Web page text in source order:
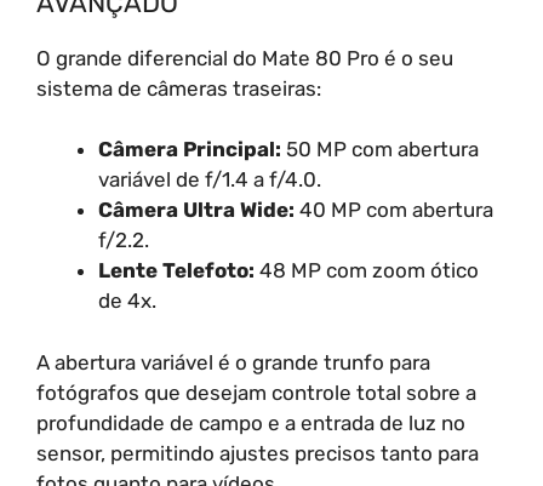
O grande diferencial do Mate 80 Pro é o seu
sistema de câmeras traseiras:
Câmera Principal: 50 MP com abertura
variável de f/1.4 a f/4.0.
Câmera Ultra Wide: 40 MP com abertura
f/2.2.
Lente Telefoto: 48 MP com zoom ótico
de 4x.
A abertura variável é o grande trunfo para
fotógrafos que desejam controle total sobre a
profundidade de campo e a entrada de luz no
sensor, permitindo ajustes precisos tanto para